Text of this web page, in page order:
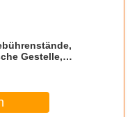
Gestelle,